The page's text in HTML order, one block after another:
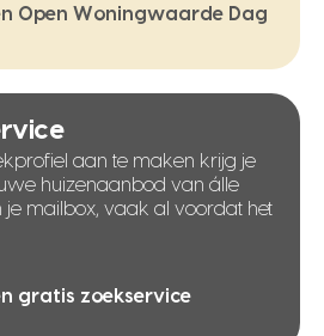
Open Woningwaarde Dag
aan te maken krijg je
huizenaanbod van álle
je mailbox, vaak al voordat het
gratis zoekservice